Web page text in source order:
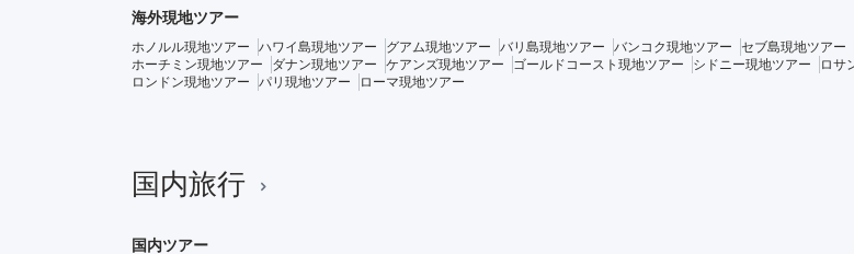
海外現地ツアー
ホノルル現地ツアー ハワイ島現地ツアー グアム現地ツアー バリ島現地ツアー バンコク現地ツアー セブ島現地ツアー
ホーチミン現地ツアー
ダナン現地ツアー ケアンズ現地ツアー ゴールドコースト現地ツアー シドニー現地ツアー ロサ
ロンドン現地ツアー
パリ現地ツアー ローマ現地ツアー
国内旅行
国内ツアー